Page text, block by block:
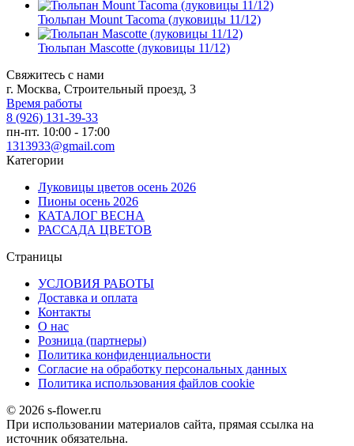
Тюльпан Mount Tacoma (луковицы 11/12)
Тюльпан Mascotte (луковицы 11/12)
Свяжитесь с нами
г. Москва, Строительный проезд, 3
Время работы
8 (926) 131-39-33
пн-пт. 10:00 - 17:00
1313933@gmail.com
Категории
Луковицы цветов осень 2026
Пионы осень 2026
КАТАЛОГ ВЕСНА
РАССАДА ЦВЕТОВ
Страницы
УСЛОВИЯ РАБОТЫ
Доставка и оплата
Контакты
О наc
Розница (партнеры)
Политика конфиденциальности
Согласие на обработку персональных данных
Политика использования файлов сookie
© 2026 s-flower.ru
При использовании материалов сайта, прямая ссылка на
источник обязательна.